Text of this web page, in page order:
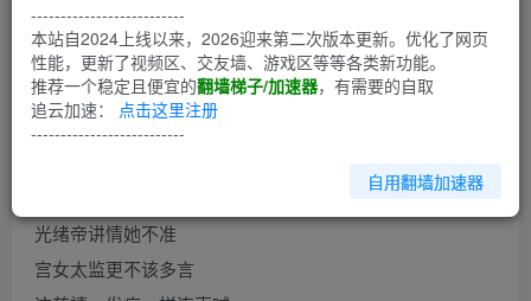
第1回
闲言碎语不多谈
书接上回开正篇
光绪帝讲情她不准
宫女太监更不该多言
--------------------------
本站自2024上线以来，2026迎来第二次版本更新。优化了网页
性能，更新了视频区、交友墙、游戏区等等各类新功能。
推荐一个稳定且便宜的翻墙梯子/加速器，有需要的自取
追云加速： 点击这里注册
--------------------------
自用翻墙加速器